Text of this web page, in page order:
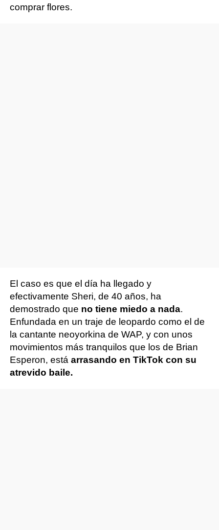
comprar flores.
El caso es que el día ha llegado y
efectivamente Sheri, de 40 años, ha
demostrado que no tiene miedo a nada.
Enfundada en un traje de leopardo como el de
la cantante neoyorkina de WAP, y con unos
movimientos más tranquilos que los de Brian
Esperon, está arrasando en TikTok con su
atrevido baile.